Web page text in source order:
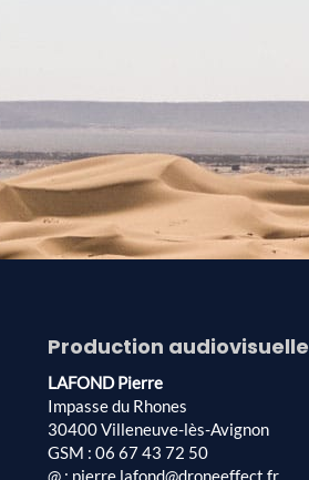
Production audiovisuelle
LAFOND Pierre
Impasse du Rhones
30400 Villeneuve-lès-Avignon
GSM : 06 67 43 72 50
@ : pierre.lafond@droneeffect.fr